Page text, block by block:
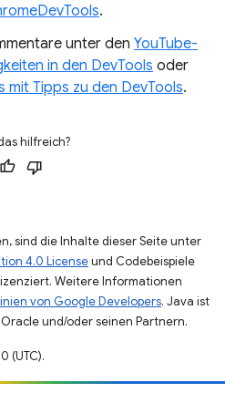
.
unter den YouTube-
in den DevTools oder
mit Tipps zu den DevTools.
hilfreich?
sind die Inhalte dieser Seite unter
4.0 Licenseund Codebeispiele
Weitere Informationen
von Google Developers. Java ist
und/oder seinen Partnern.
(UTC).